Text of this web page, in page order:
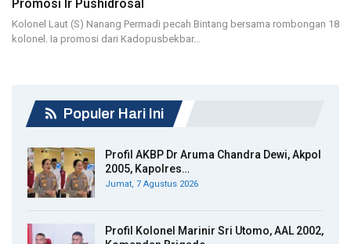
Promosi Ir Pushidrosal
Kolonel Laut (S) Nanang Permadi pecah Bintang bersama rombongan 18
kolonel. Ia promosi dari Kadopusbekbar…
Populer Hari Ini
Profil AKBP Dr Aruma Chandra Dewi, Akpol
2005, Kapolres…
Jumat, 7 Agustus 2026
Profil Kolonel Marinir Sri Utomo, AAL 2002,